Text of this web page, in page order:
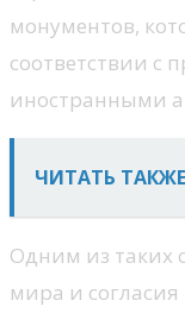
монументов,
соответствии с
иностранными
ЧИТАТЬ
Одним из таких
мира и согласия